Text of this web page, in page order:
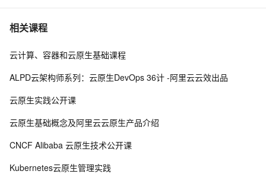
7 容器镜像服务 Docker镜像的基本使用
8 使用阿里云容器服务Jenkins 2.0实现持续集成之
10在阿里云容器服务上开发基于Docker的Spring Cloud
相关课程
云计算、容器和云原生基础课程
ALPD云架构师系列：云原生DevOps 36计 -阿里云云效出品
云原生实践公开课
云原生基础概念及阿里云云原生产品介绍
CNCF Alibaba 云原生技术公开课
Kubernetes云原生管理实践